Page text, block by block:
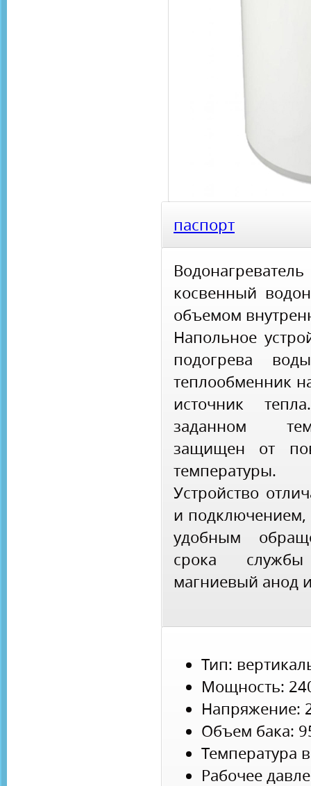
паспорт
косвенный
объемом
Напольное
подогрева
теплообменник
источник
заданном
защищен от
температуры.
Устройство
и подключением,
удобным
срока
магниевый анод
Тип:
Мощность:
Напряжение:
Объем бака:
Температура
Рабочее